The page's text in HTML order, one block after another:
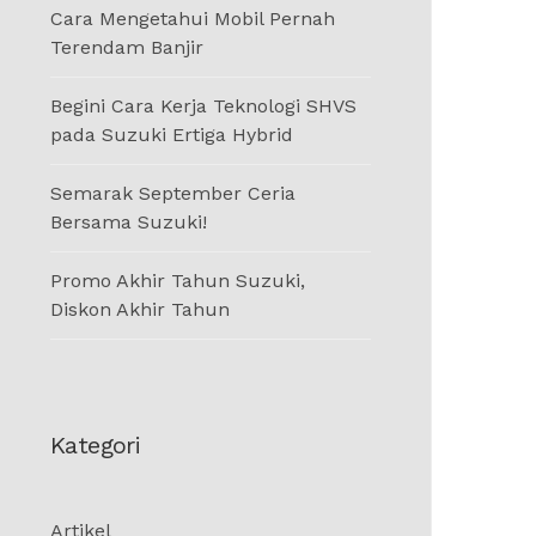
Cara Mengetahui Mobil Pernah
Terendam Banjir
Begini Cara Kerja Teknologi SHVS
pada Suzuki Ertiga Hybrid
Semarak September Ceria
Bersama Suzuki!
Promo Akhir Tahun Suzuki,
Diskon Akhir Tahun
Kategori
Artikel